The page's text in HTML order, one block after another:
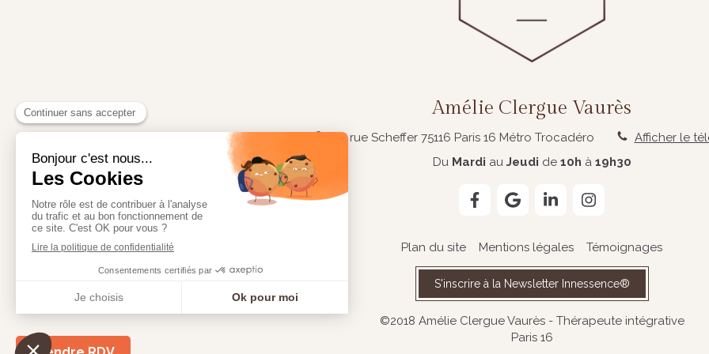
Amélie Clergue Vaurès
20, rue Scheffer 75116 Paris 16 Métro Trocadéro
Afficher le
Du Mardi au Jeudi de 10h à 19h30
Plan du site Mentions légales Témoignages
S'inscrire à la Newsletter Innessence®
©2018 Amélie Clergue Vaurès - Thérapeute intégrative
Paris 16